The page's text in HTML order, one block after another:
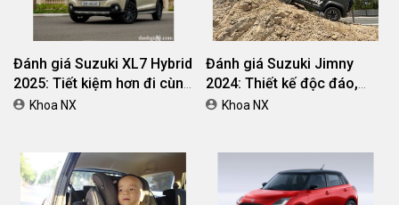
Đánh giá Suzuki XL7 Hybrid
2025: Tiết kiệm hơn đi cùng
giá bán tốt
Khoa NX
Đánh giá Suzuki Jimny
2024: Thiết kế độc đáo,
vượt địa hình đỉnh cao
Khoa NX